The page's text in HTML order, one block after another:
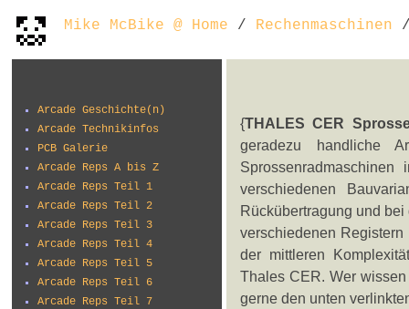
Mike McBike @ Home / Rechenmaschinen /
Arcade Geschichte(n)
Arcade Technikinfos
PCB Galerie
Arcade Reps A bis Z
Arcade Reps Teil 1
Arcade Reps Teil 2
Arcade Reps Teil 3
Arcade Reps Teil 4
Arcade Reps Teil 5
Arcade Reps Teil 6
Arcade Reps Teil 7
{THALES CER
geradezu handliche
verschiedenen
Rückübertragung und
verschiedenen
der mittleren
Thales CER. Wer
gerne den unten